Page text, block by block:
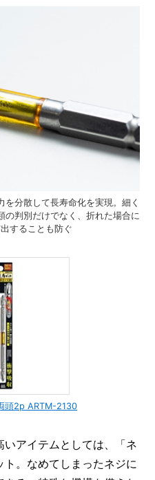
分散して長寿命化を実現。細く
の判別だけでなく、折れた場合に
することも防ぐ
頭2p ARTM-2130
アイテムとしては、「ネ
。なめてしまったネジに